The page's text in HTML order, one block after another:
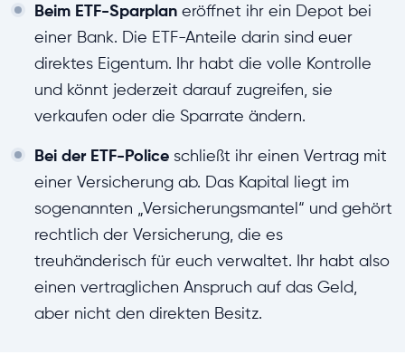
Beim ETF-Sparplan eröffnet ihr ein Depot bei
einer Bank. Die ETF-Anteile darin sind euer
direktes Eigentum. Ihr habt die volle Kontrolle
und könnt jederzeit darauf zugreifen, sie
verkaufen oder die Sparrate ändern.
Bei der ETF-Police schließt ihr einen Vertrag mit
einer Versicherung ab. Das Kapital liegt im
sogenannten „Versicherungsmantel“ und gehört
rechtlich der Versicherung, die es
treuhänderisch für euch verwaltet. Ihr habt also
einen vertraglichen Anspruch auf das Geld,
aber nicht den direkten Besitz.